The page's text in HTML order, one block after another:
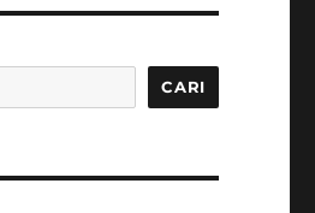
CARI